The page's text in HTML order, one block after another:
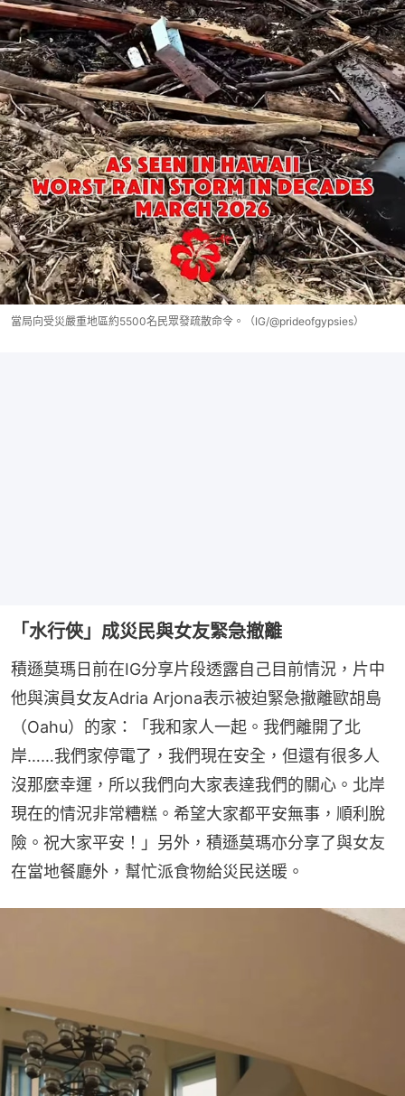
當局向受災嚴重地區約5500名民眾發疏散命令。（IG/@prideofgypsies）
「水行俠」成災民與女友緊急撤離
積遜莫瑪日前在IG分享片段透露自己目前情況，片中
他與演員女友Adria Arjona表示被迫緊急撤離歐胡島
（Oahu）的家：「我和家人一起。我們離開了北
岸……我們家停電了，我們現在安全，但還有很多人
沒那麼幸運，所以我們向大家表達我們的關心。北岸
現在的情況非常糟糕。希望大家都平安無事，順利脫
險。祝大家平安！」另外，積遜莫瑪亦分享了與女友
在當地餐廳外，幫忙派食物給災民送暖。